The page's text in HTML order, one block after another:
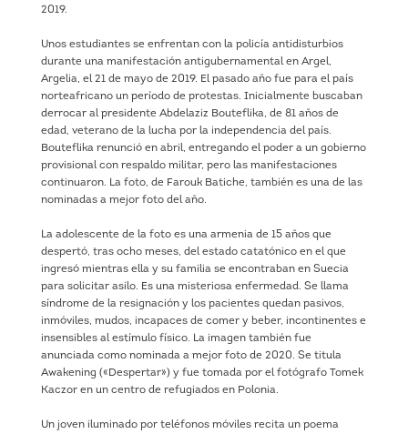
2019.
Unos estudiantes se enfrentan con la policía antidisturbios
durante una manifestación antigubernamental en Argel,
Argelia, el 21 de mayo de 2019. El pasado año fue para el país
norteafricano un período de protestas. Inicialmente buscaban
derrocar al presidente Abdelaziz Bouteflika, de 81 años de
edad, veterano de la lucha por la independencia del país.
Bouteflika renunció en abril, entregando el poder a un gobierno
provisional con respaldo militar, pero las manifestaciones
continuaron. La foto, de Farouk Batiche, también es una de las
nominadas a mejor foto del año.
La adolescente de la foto es una armenia de 15 años que
despertó, tras ocho meses, del estado catatónico en el que
ingresó mientras ella y su familia se encontraban en Suecia
para solicitar asilo. Es una misteriosa enfermedad. Se llama
síndrome de la resignación y los pacientes quedan pasivos,
inmóviles, mudos, incapaces de comer y beber, incontinentes e
insensibles al estímulo físico. La imagen también fue
anunciada como nominada a mejor foto de 2020. Se titula
Awakening («Despertar») y fue tomada por el fotógrafo Tomek
Kaczor en un centro de refugiados en Polonia.
Un joven iluminado por teléfonos móviles recita un poema